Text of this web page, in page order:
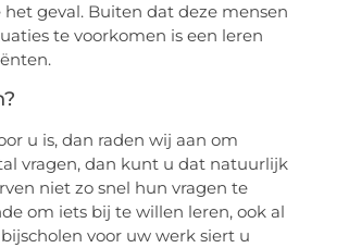
geval. Buiten dat deze mensen
te voorkomen is een leren
u is, dan raden wij aan om
vragen, dan kunt u dat natuurlijk
niet zo snel hun vragen te
om iets bij te willen leren, ook al
voor uw werk siert u